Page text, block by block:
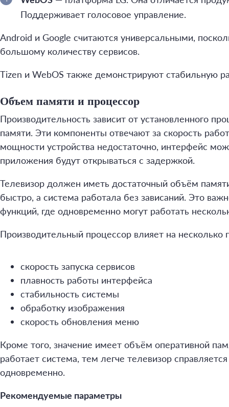
Поддерживает голосовое управление.
Android и Google считаются универсальными,
большому количеству сервисов.
Tizen и WebOS также демонстрируют стабильную
Объем памяти и процессор
Производительность зависит от установленного
памяти. Эти компоненты отвечают за скорость
мощности устройства недостаточно, интерфейс
приложения будут открываться с задержкой.
Телевизор должен иметь достаточный объём
быстро, а система работала без зависаний. Это
функций, где одновременно могут работать
Производительный процессор влияет на несколько
скорость запуска сервисов
плавность работы интерфейса
стабильность системы
обработку изображения
скорость обновления меню
Кроме того, значение имеет объём оперативной
работает система, тем легче телевизор
одновременно.
Рекомендуемые параметры